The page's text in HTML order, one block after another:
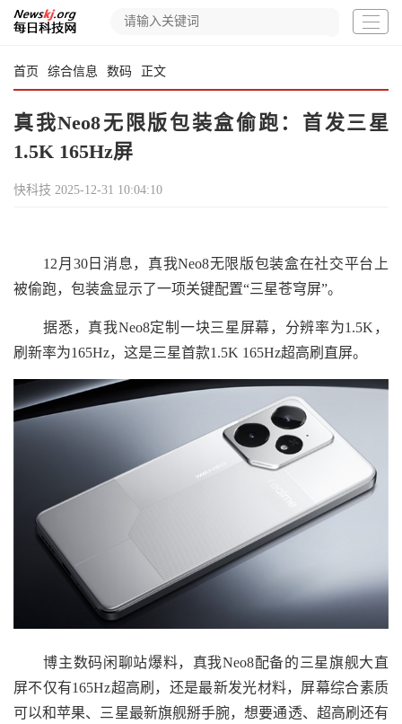
首页 综合信息 数码 正文
真我Neo8无限版包装盒偷跑：首发三星
1.5K 165Hz屏
快科技 2025-12-31 10:04:10
12月30日消息，真我Neo8无限版包装盒在社交平台上
被偷跑，包装盒显示了一项关键配置“三星苍穹屏”。
据悉，真我Neo8定制一块三星屏幕，分辨率为1.5K，
刷新率为165Hz，这是三星首款1.5K 165Hz超高刷直屏。
博主数码闲聊站爆料，真我Neo8配备的三星旗舰大直
屏不仅有165Hz超高刷，还是最新发光材料，屏幕综合素质
可以和苹果、三星最新旗舰掰手腕，想要通透、超高刷还有